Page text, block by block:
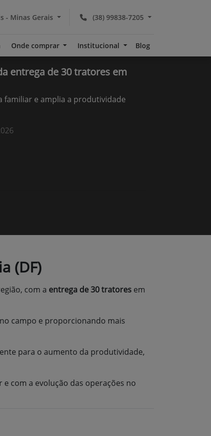
(38) 99838-7205
- Minas Gerais
Onde comprar Institucional Blog
entrega de 30 tratores em
familiar e amplia a produtividade
(DF)
com a entrega de 30 tratores em
campo e proporcionando mais
para o aumento da produtividade,
com a evolução das operações no